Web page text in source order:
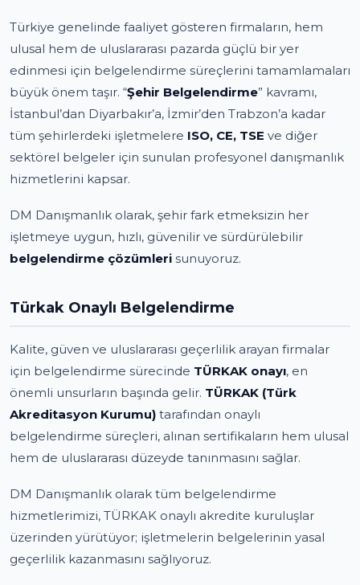
Türkiye genelinde faaliyet gösteren firmaların, hem
ulusal hem de uluslararası pazarda güçlü bir yer
edinmesi için belgelendirme süreçlerini tamamlamaları
büyük önem taşır. “Şehir Belgelendirme” kavramı,
İstanbul’dan Diyarbakır’a, İzmir’den Trabzon’a kadar
tüm şehirlerdeki işletmelere ISO, CE, TSE ve diğer
sektörel belgeler için sunulan profesyonel danışmanlık
hizmetlerini kapsar.
DM Danışmanlık olarak, şehir fark etmeksizin her
işletmeye uygun, hızlı, güvenilir ve sürdürülebilir
belgelendirme çözümleri sunuyoruz.
Türkak Onaylı Belgelendirme
Kalite, güven ve uluslararası geçerlilik arayan firmalar
için belgelendirme sürecinde TÜRKAK onayı, en
önemli unsurların başında gelir. TÜRKAK (Türk
Akreditasyon Kurumu) tarafından onaylı
belgelendirme süreçleri, alınan sertifikaların hem ulusal
hem de uluslararası düzeyde tanınmasını sağlar.
DM Danışmanlık olarak tüm belgelendirme
hizmetlerimizi, TÜRKAK onaylı akredite kuruluşlar
üzerinden yürütüyor; işletmelerin belgelerinin yasal
geçerlilik kazanmasını sağlıyoruz.